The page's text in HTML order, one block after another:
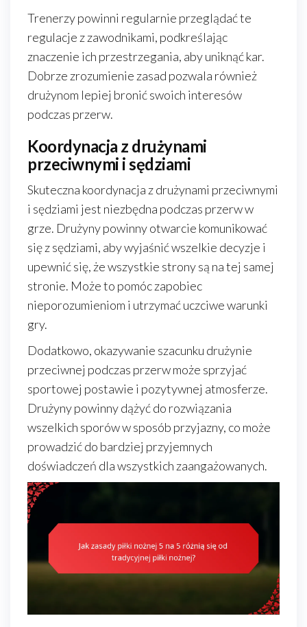
Trenerzy powinni regularnie przeglądać te
regulacje z zawodnikami, podkreślając
znaczenie ich przestrzegania, aby uniknąć kar.
Dobrze zrozumienie zasad pozwala również
drużynom lepiej bronić swoich interesów
podczas przerw.
Koordynacja z drużynami
przeciwnymi i sędziami
Skuteczna koordynacja z drużynami przeciwnymi
i sędziami jest niezbędna podczas przerw w
grze. Drużyny powinny otwarcie komunikować
się z sędziami, aby wyjaśnić wszelkie decyzje i
upewnić się, że wszystkie strony są na tej samej
stronie. Może to pomóc zapobiec
nieporozumieniom i utrzymać uczciwe warunki
gry.
Dodatkowo, okazywanie szacunku drużynie
przeciwnej podczas przerw może sprzyjać
sportowej postawie i pozytywnej atmosferze.
Drużyny powinny dążyć do rozwiązania
wszelkich sporów w sposób przyjazny, co może
prowadzić do bardziej przyjemnych
doświadczeń dla wszystkich zaangażowanych.